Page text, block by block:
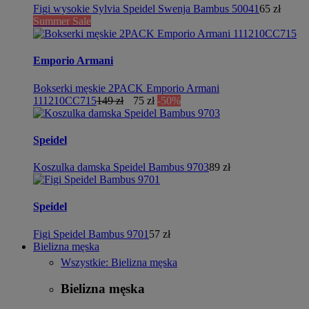
Figi wysokie Sylvia Speidel Swenja Bambus 5004165 zł
Summer Sale
Emporio Armani
Bokserki męskie 2PACK Emporio Armani
111210CC715149 zł 75 zł -50%
Speidel
Koszulka damska Speidel Bambus 970389 zł
Speidel
Figi Speidel Bambus 9701 57 zł
Bielizna męska
Wszystkie: Bielizna męska
Bielizna męska